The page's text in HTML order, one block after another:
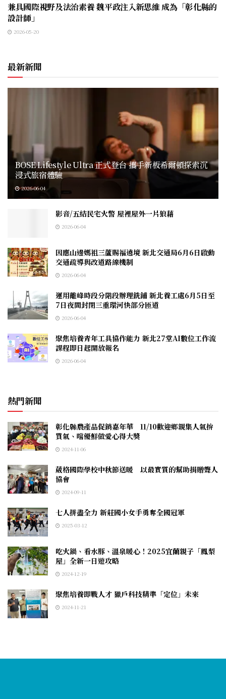
兼具國際視野及法治素養 魏平政注入新思維 成為「彰化縣的
設計師」
2026-05-20
最新新聞
BOSE Lifestyle Ultra 正式登台 攜手新板希爾頓探索沉
浸式旅宿體驗
2026-06-04
影音/五結民宅火警 屋裡屋外一片狼藉
2026-06-04
因應山邊媽祖三蘆賜福遶境 新北交通局6月6日啟動
交通疏導與改道路線機制
2026-06-04
運用離峰時段分階段辦理銑鋪 新北養工處6月5日至
7日夜間封閉三重環河快部分匝道
2026-06-04
聚焦培養青年工具協作能力 新北27堂AI數位工作流
課程即日起開放報名
2026-06-04
熱門新聞
彰化縣農產品促銷嘉年華 11/10歡迎鄉親集人氣拚
買氣、嚐優鮮做愛心得大獎
2024-11-06
葳格國際學校中秋節送暖 以最實質的幫助捐贈聾人
協會
2024-09-11
七人拼盡全力 新莊國小女手勇奪全國冠軍
2025-03-12
吃火鍋、看水豚、溫泉暖心！2025宜蘭親子「鳳梨
屋」全新一日遊攻略
2024-12-19
聚焦培養即戰人才 獵戶科技精準「定位」未來
2024-11-21